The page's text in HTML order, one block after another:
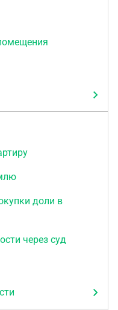
доли в
через суд